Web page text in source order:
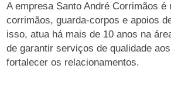
A empresa Santo André Corrimãos é
corrimãos, guarda-corpos e apoios
isso, atua há mais de 10 anos na
de garantir serviços de qualidade
fortalecer os relacionamentos.